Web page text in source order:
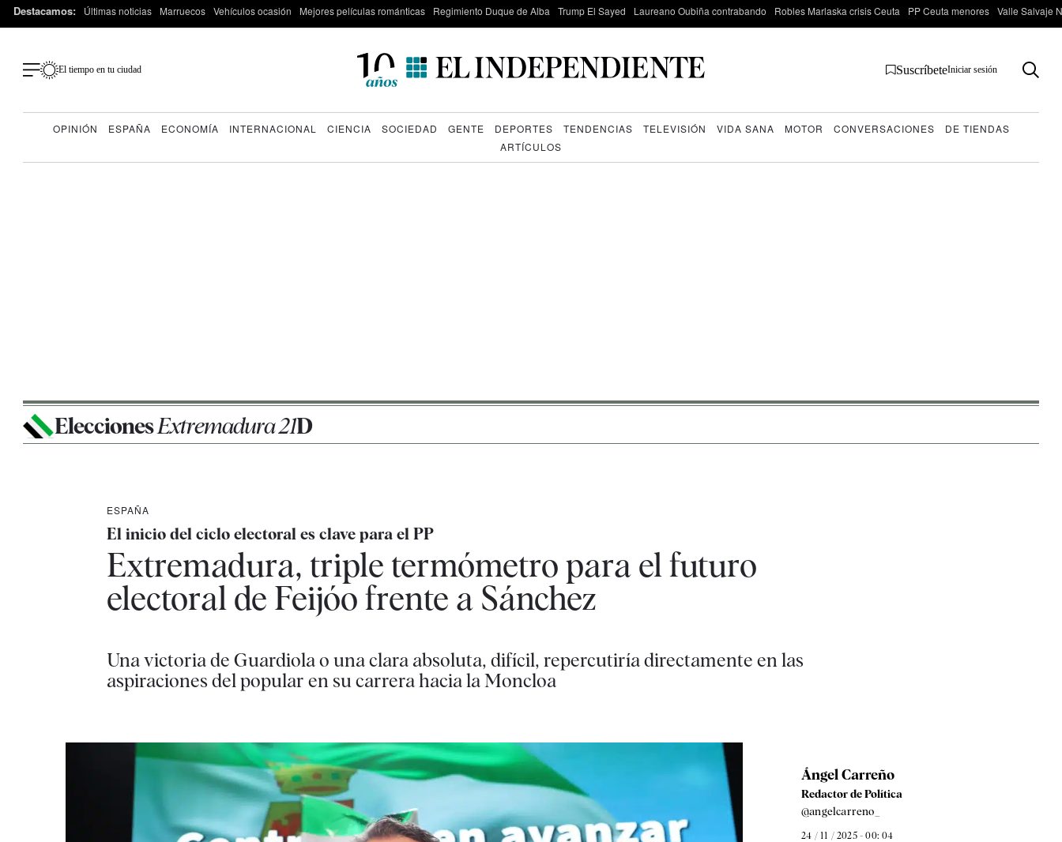
Destacamos: Últimas noticias Marruecos Vehículos ocasión Mejores películas románticas Regimiento Duque de Alba Trump El Sayed Laureano Oubiña contrabando Robles Marlaska crisis Ceuta PP Ceuta menores Valle Salvaje
El tiempo en tu ciudad SuscríbeteIniciar sesión
OPINIÓN ESPAÑA ECONOMÍA INTERNACIONAL CIENCIA SOCIEDAD GENTE DEPORTES TENDENCIAS TELEVISIÓN VIDA SANA MOTOR CONVERSACIONES
DE TIENDAS
ARTÍCULOS
EleccionesExtremadura 21D
ESPAÑA
El inicio del ciclo electoral es clave para el PP
Extremadura, triple termómetro para el futuro
electoral de Feijóo frente a Sánchez
Una victoria de Guardiola o una clara absoluta, difícil, repercutiría directamente en las
aspiraciones del popular en su carrera hacia la Moncloa
Ángel Carreño
Redactor de Política
@angelcarreno_
24 / 11 / 2025 - 00: 04